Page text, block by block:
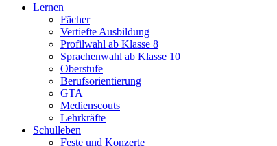
Lernen
Fächer
Vertiefte Ausbildung
Profilwahl ab Klasse 8
Sprachenwahl ab Klasse 10
Oberstufe
Berufsorientierung
GTA
Medienscouts
Lehrkräfte
Schulleben
Feste und Konzerte